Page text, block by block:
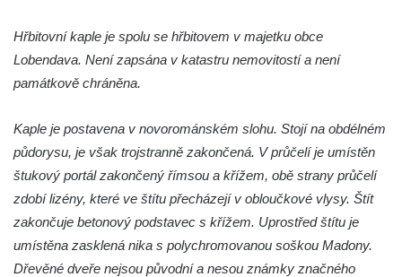
Kaifáše (U Děvečky)
Křížová cesta Římov – XIII. kaple – U
Annáše (U Kaifáše)
brána
Křížová cesta Římov – XI. kaple – Ježíš
haněn a tupen
Křížová cesta Římov – X. kaple – U
Cedronu
Křížová cesta Římov – IX. kaple – U
Hřbitovní kaple je spolu se hřbitovem v majetku obce
Lobendava. Není zapsána v katastru nemovitostí a není
památkově chráněna.
Kaple je postavena v novorománském slohu. Stojí na obdélném
půdorysu, je však trojstranně zakončená. V průčelí je umístěn
štukový portál zakončený římsou a křížem, obě strany průčelí
zdobí lizény, které ve štítu přecházejí v obloučkové vlysy. Štít
zakončuje betonový podstavec s křížem. Uprostřed štítu je
umístěna zasklená nika s polychromovanou soškou Madony.
Dřevěné dveře nejsou původní a nesou známky značného